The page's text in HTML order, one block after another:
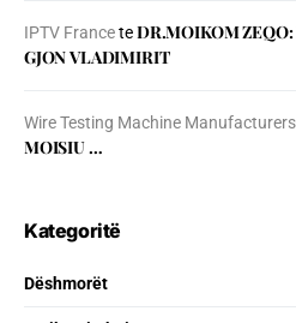
IPTV FranceteDR.MOIKOM
GJON VLADIMIRIT
Wire Testing Machine
MOISIU …
Kategoritë
Dëshmorët